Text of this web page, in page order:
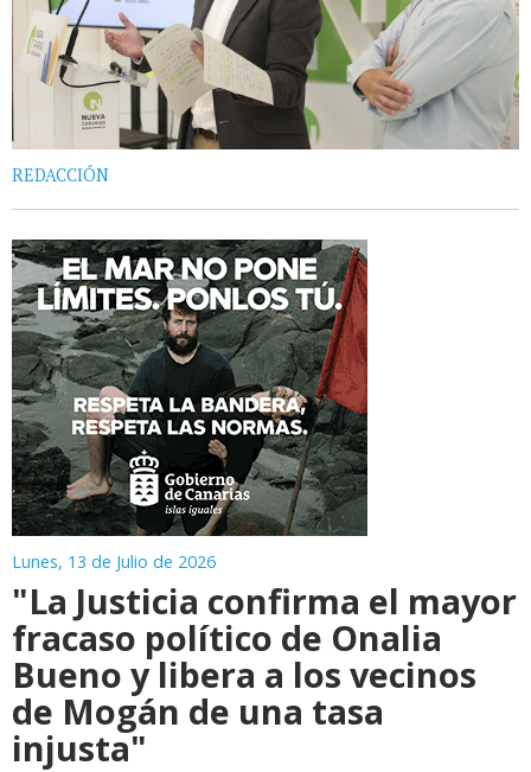
REDACCIÓN
Lunes, 13 de Julio de 2026
"La Justicia confirma el mayor
fracaso político de Onalia
Bueno y libera a los vecinos
de Mogán de una tasa
injusta"